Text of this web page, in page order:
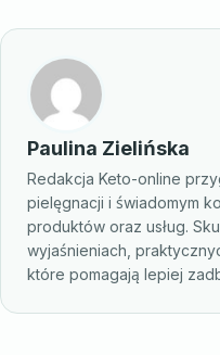
Paulina Zielińska
Redakcja Keto-online
pielęgnacji i świadomym
produktów oraz usług.
wyjaśnieniach,
które pomagają lepiej